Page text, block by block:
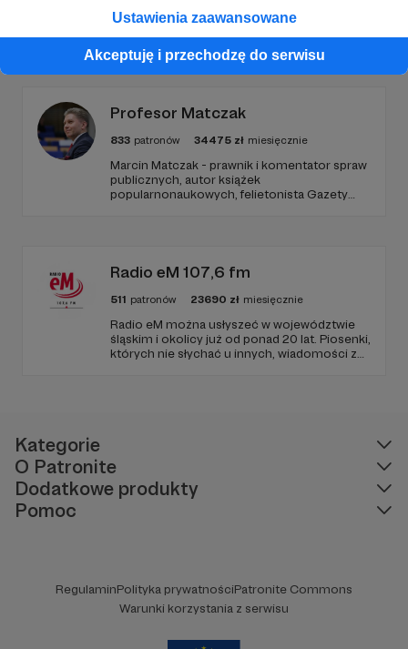
Ustawienia zaawansowane
Akceptuję i przechodzę do serwisu
Promowani autorzy
Profesor Matczak
833 patronów 34475 zł miesięcznie
Marcin Matczak - prawnik i komentator spraw
publicznych, autor książek
popularnonaukowych, felietonista Gazety
bańkami informacyjnymi.
Radio eM 107,6 fm
511 patronów 23690 zł miesięcznie
Radio eM można usłyszeć w województwie
śląskim i okolicy już od ponad 20 lat. Piosenki,
których nie słychać u innych, wiadomości z
Kategorie
O Patronite
Dodatkowe produkty
Pomoc
RegulaminPolityka prywatnościPatronite Commons
Warunki korzystania z serwisu